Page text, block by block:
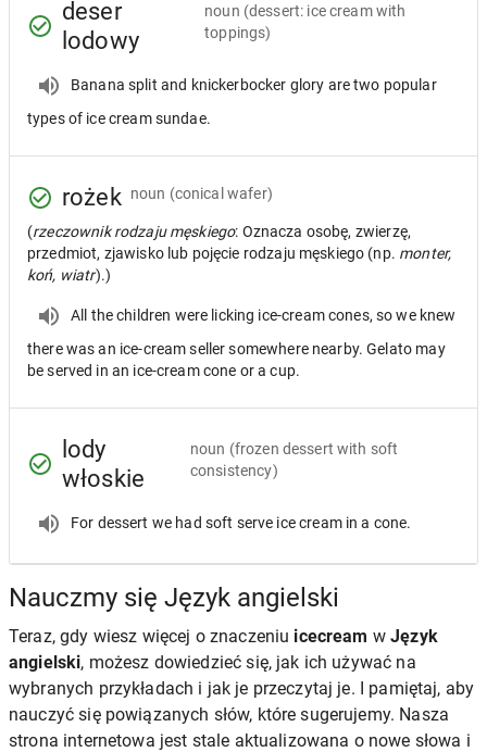
deser
lodowy
noun (dessert: ice cream with
toppings)
Banana split and knickerbocker glory are two popular
types of ice cream sundae.
rożek noun (conical wafer)
(rzeczownik rodzaju męskiego: Oznacza osobę, zwierzę,
przedmiot, zjawisko lub pojęcie rodzaju męskiego (np. monter,
koń, wiatr).)
All the children were licking ice-cream cones, so we knew
there was an ice-cream seller somewhere nearby. Gelato may
be served in an ice-cream cone or a cup.
lody
włoskie
noun (frozen dessert with soft
consistency)
For dessert we had soft serve ice cream in a cone.
Nauczmy się Język angielski
Teraz, gdy wiesz więcej o znaczeniu icecream wJęzyk
angielski, możesz dowiedzieć się, jak ich używać na
wybranych przykładach i jak je przeczytaj je. I pamiętaj, aby
nauczyć się powiązanych słów, które sugerujemy. Nasza
strona internetowa jest stale aktualizowana o nowe słowa i